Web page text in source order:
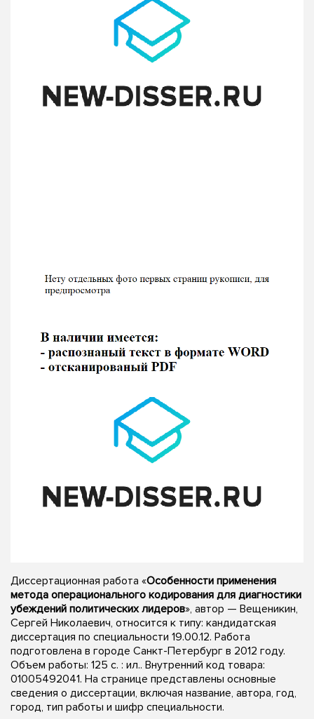
Диссертационная работа «Особенности применения
метода операционального кодирования для диагностики
убеждений политических лидеров», автор — Вещеникин,
Сергей Николаевич, относится к типу: кандидатская
диссертация по специальности 19.00.12. Работа
подготовлена в городе Санкт-Петербург в 2012 году.
Объем работы: 125 с. : ил.. Внутренний код товара:
01005492041. На странице представлены основные
сведения о диссертации, включая название, автора, год,
город, тип работы и шифр специальности.